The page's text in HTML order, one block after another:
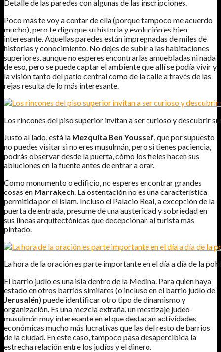
Detalle de las paredes con algunas de las inscripciones.
Poco más te voy a contar de ella (porque tampoco me acuerdo
mucho), pero te digo que su historia y evolución es bien
interesante. Aquellas paredes están impregnadas de miles de
historias y conocimiento. No dejes de subir a las habitaciones
superiores, aunque no esperes encontrarlas amuebladas ni nada
de eso, pero se puede captar el ambiente que allí se podía vivir y
la visión tanto del patio central como de la calle a través de las
rejas resulta de lo más interesante.
Los rincones del piso superior invitan a ser curioso y descubrir
Justo al lado, está la Mezquita Ben Youssef, que por supuesto
no puedes visitar si no eres musulmán, pero si tienes paciencia,
podrás observar desde la puerta, cómo los fieles hacen sus
abluciones en la fuente antes de entrar a orar.
Como monumento o edificio, no esperes encontrar grandes
cosas en Marrakech. La ostentación no es una característica
permitida por el islam. Incluso el Palacio Real, a excepción de la
puerta de entrada, presume de una austeridad y sobriedad en
sus líneas arquitectónicas que decepcionan al turista más
pintado.
La hora de la oración es parte importante en el día a día de la
El barrio judío es una isla dentro de la Medina. Para quien haya
estado en otros barrios similares (o incluso en el barrio judío de
Jerusalén) puede identificar otro tipo de dinamismo y
organización. Es una mezcla extraña, un mestizaje judeo-
musulmán muy interesante en el que destacan actividades
económicas mucho más lucrativas que las del resto de barrios
de la ciudad. En este caso, tampoco pasa desapercibida la
estrecha relación entre los judíos y el dinero.